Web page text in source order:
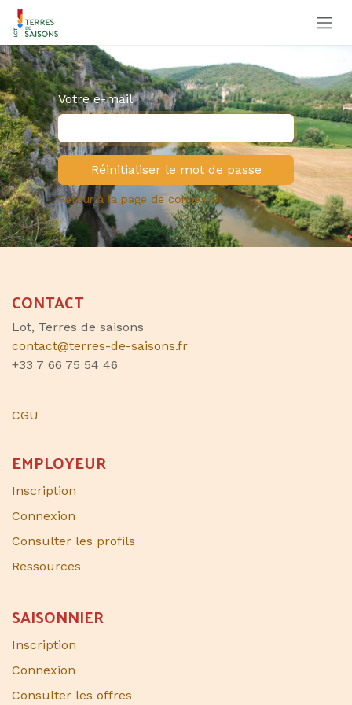
Se rendre au contenu
Votre e-mail
Réinitialiser le mot de passe
Retour à la page de connexion
CONTACT
Lot, Terres de saisons
contact@terres-de-saisons.fr
+33 7 66 75 54 46
CGU
EMPLOYEUR
Inscription
Connexion
Consulter les profils
Ressources
SAISONNIER​
Inscription
Connexion
Consulter les offres